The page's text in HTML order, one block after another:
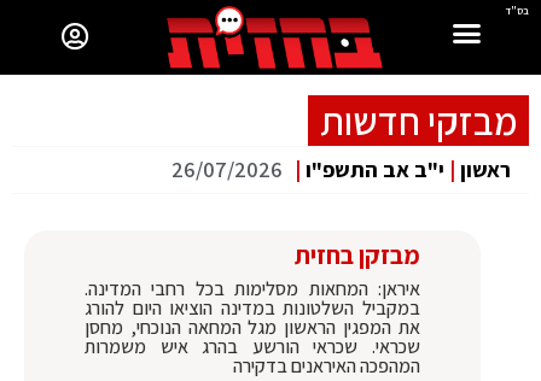
בס"ד
מבזקי חדשות
ראשון | י"ב אב התשפ"ו |
26/07/2026
מבזקן בחזית
איראן: המחאות מסלימות בכל רחבי המדינה.
במקביל השלטונות במדינה הוציאו היום להורג
את המפגין הראשון מגל המחאה הנוכחי, מחסן
שכראי. שכראי הורשע בהרג איש משמרות
המהפכה האיראנים בדקירה